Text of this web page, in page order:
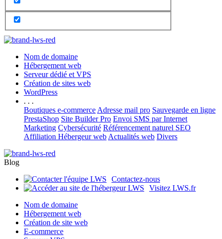
Nom de domaine
Hébergement web
Serveur dédié et VPS
Création de sites web
WordPress
. . .
Boutiques e-commerce Adresse mail pro Sauvegarde en ligne
PrestaShop Site Builder Pro Envoi SMS par Internet
Marketing Cybersécurité Référencement naturel SEO
Affiliation Hébergeur web Actualités web Divers
Blog
Contactez-nous
Visitez LWS.fr
Nom de domaine
Hébergement web
Création de site web
E-commerce